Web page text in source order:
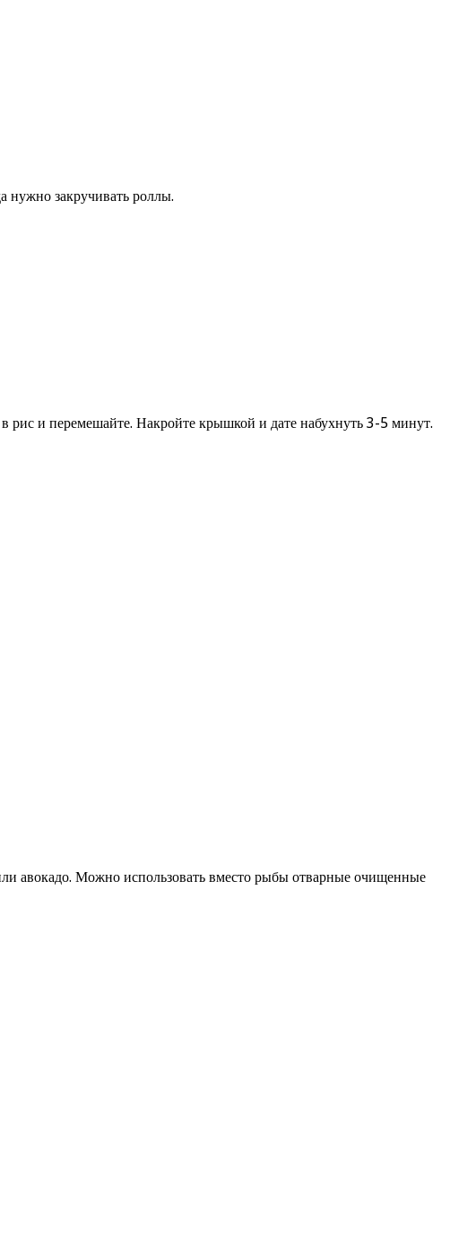
нужно закручивать роллы.
рис и перемешайте. Накройте крышкой и дате набухнуть 3-5 минут.
авокадо. Можно использовать вместо рыбы отварные очищенные